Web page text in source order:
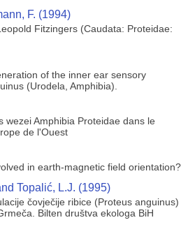
F. (1994)
Fitzingers (Caudata: Proteidae:
of the inner ear sensory
(Urodela, Amphibia).
wezei Amphibia Proteidae dans le
de l'Ouest
in earth-magnetic field orientation?
Topalić, L.J. (1995)
čovječije ribice (Proteus anguinus)
Bilten društva ekologa BiH